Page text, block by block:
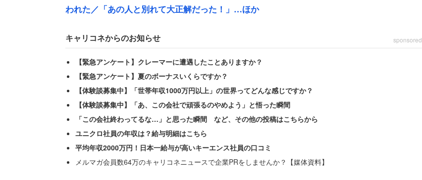
別の路線へ乗り換える際、同じ電車に乗っていた60代くらいの男性に「左後ろから右肘を使っ
め、
「あ！コレがぶつかりおじさんか！」
と気付いたそう。すぐさま「わざとぶつかりましたよね？」と言い返すと、男は「お前が押し
てきたからだろう！」「先に行こうとするんじゃねぇ！」と、後ろから来たクセに猛烈な難癖
をつけてきた。
「このまま引き下がるのも悔しいので『わざとじゃないです。私も押されて仕方無いじゃない
われた／「あの人と別れて大正解だった！」…ほか
キャリコネからのお知らせ sponsored
【緊急アンケート】クレーマーに遭遇したことありますか？
【緊急アンケート】夏のボーナスいくらですか？
【体験談募集中】「世帯年収1000万円以上」の世界ってどんな感じですか？
【体験談募集中】「あ、この会社で頑張るのやめよう」と悟った瞬間
「この会社終わってるな…」と思った瞬間 など、その他の投稿はこちらから
ユニクロ社員の年収は？給与明細はこちら
平均年収2000万円！日本一給与が高いキーエンス社員の口コミ
メルマガ会員数64万のキャリコネニュースで企業PRをしませんか？【媒体資料】